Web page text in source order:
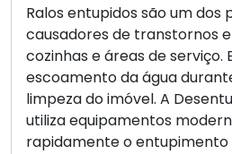
Ralos entupidos são um dos
causadores de transtornos
cozinhas e áreas de serviço.
escoamento da água
limpeza do imóvel. A
utiliza equipamentos
rapidamente o entupimento